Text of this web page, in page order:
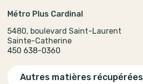
Métro Plus Cardinal
5480, boulevard Saint-Laurent
Sainte-Catherine
450 638-0360
Autres matières récupérées